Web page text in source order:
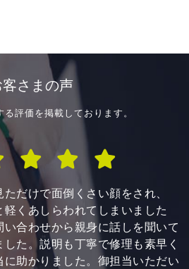
さまの声
評価を掲載しております。
て予約が取れず16時。 私はキ
っていたところ 2台共にバッテ
した。 山梨から改めて来るのは
した。 ありがとうございまし
バッチリです。